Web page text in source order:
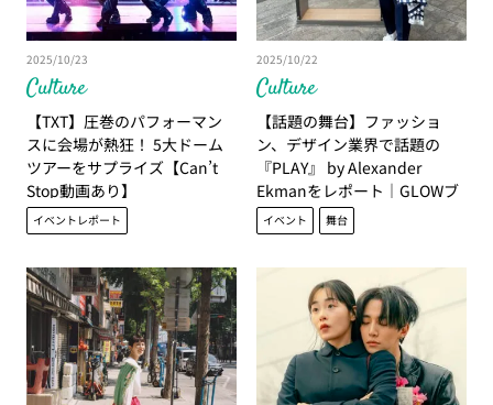
Culture
2025/10/23
【TXT】圧巻のパフォーマン
スに会場が熱狂！ 5大ドーム
ツアーをサプライズ【Can’t
Stop動画あり】
イベントレポート
Culture
2025/10/22
【話題の舞台】ファッショ
ン、デザイン業界で話題の
『PLAY』 by Alexander
Ekmanをレポート｜GLOWブ
ロガー菅沼伊万里さん
イベント 舞台